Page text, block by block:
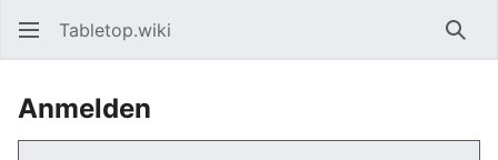
Tabletop.wiki
Anmelden